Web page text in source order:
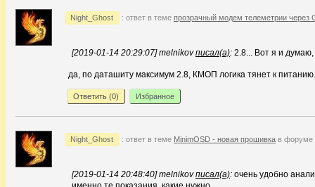
Night_Ghost : ответ в теме прозрачный модем телеметрии через
[2019-01-14 20:29:07] melnikovписал(а): 2.8... Вот я и думаю,
да, по даташиту максимум 2.8, КМОП логика тянет к
Ответить (0) Избранное
Night_Ghost : ответ в теме MinimOSD - новая прошивка в форуме
[2019-01-14 20:48:40] melnikovписал(а): очень удобно